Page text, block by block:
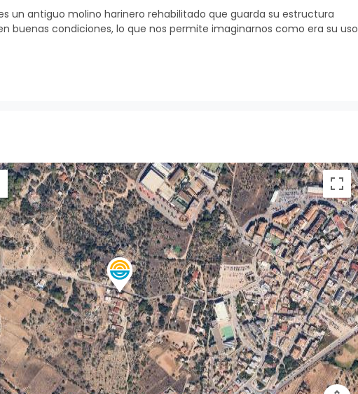
un antiguo molino harinero rehabilitado que guarda su estructura
buenas condiciones, lo que nos permite imaginarnos como era su uso